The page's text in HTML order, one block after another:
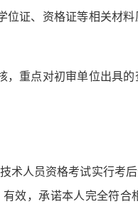
证、资格证等相关材
重点对初审单位出具
术人员资格考试实行
效，承诺本人完全符